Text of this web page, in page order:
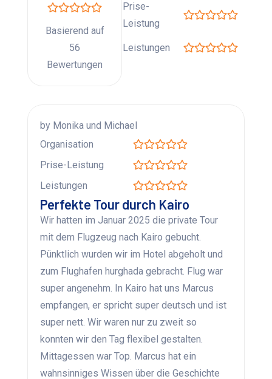
Basierend auf
56
Bewertungen
Prise-
Leistung
Leistungen
by Monika und Michael
Organisation
Prise-Leistung
Leistungen
Perfekte Tour durch Kairo
Wir hatten im Januar 2025 die private Tour
mit dem Flugzeug nach Kairo gebucht.
Pünktlich wurden wir im Hotel abgeholt und
zum Flughafen hurghada gebracht. Flug war
super angenehm. In Kairo hat uns Marcus
empfangen, er spricht super deutsch und ist
super nett. Wir waren nur zu zweit so
konnten wir den Tag flexibel gestalten.
Mittagessen war Top. Marcus hat ein
wahnsinniges Wissen über die Geschichte